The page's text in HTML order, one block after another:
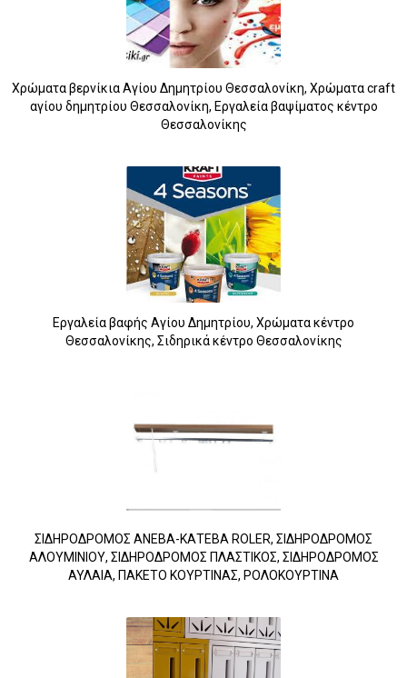
Χρώματα βερνίκια Αγίου Δημητρίου Θεσσαλονίκη, Χρώματα craft
αγίου δημητρίου Θεσσαλονίκη, Εργαλεία βαψίματος κέντρο
Θεσσαλονίκης
Εργαλεία βαφής Αγίου Δημητρίου, Χρώματα κέντρο
Θεσσαλονίκης, Σιδηρικά κέντρο Θεσσαλονίκης
ΣΙΔΗΡΟΔΡΟΜΟΣ ΑΝΕΒΑ-ΚΑΤΕΒΑ ROLER, ΣΙΔΗΡΟΔΡΟΜΟΣ
ΑΛΟΥΜΙΝΙΟΥ, ΣΙΔΗΡΟΔΡΟΜΟΣ ΠΛΑΣΤΙΚΟΣ, ΣΙΔΗΡΟΔΡΟΜΟΣ
ΑΥΛΑΙΑ, ΠΑΚΕΤΟ ΚΟΥΡΤΙΝΑΣ, ΡΟΛΟΚΟΥΡΤΙΝΑ